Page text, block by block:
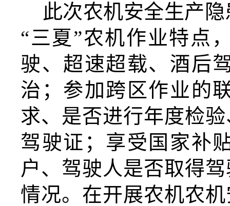
此次农机安全生产
“三夏”农机作业特点
驶、超速超载、酒后
治；参加跨区作业的
求、是否进行年度检
驾驶证；享受国家补
户、驾驶人是否取得
情况。在开展农机农